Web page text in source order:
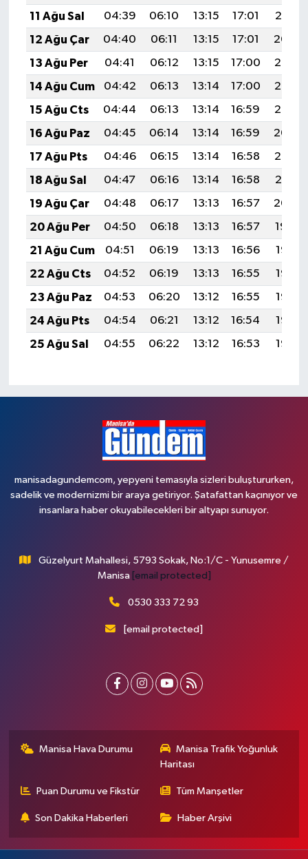
11 Ağu Sal
04:39 06:10 13:15 17:01
20:10
12 Ağu Çar
04:40 06:11 13:15 17:01
20:09
13 Ağu Per
04:41 06:12 13:15 17:00
20:07
14 Ağu Cum
04:42 06:13 13:14 17:00
20:06
15 Ağu Cts
04:44 06:13 13:14 16:59
20:05
16 Ağu Paz
04:45 06:14 13:14 16:59
20:04
17 Ağu Pts
04:46 06:15 13:14 16:58
20:03
18 Ağu Sal
04:47 06:16 13:14 16:58
20:01
19 Ağu Çar
04:48 06:17 13:13 16:57
20:00
20 Ağu Per
04:50 06:18 13:13 16:57
19:59
21 Ağu Cum
04:51 06:19 13:13 16:56
19:57
22 Ağu Cts
04:52 06:19 13:13 16:55
19:56
23 Ağu Paz
04:53 06:20 13:12 16:55
19:55
24 Ağu Pts
04:54 06:21 13:12 16:54
19:53
25 Ağu Sal
04:55 06:22 13:12 16:53 19:52
manisadagundemcom, yepyeni temasıyla sizleri buluştururken,
sadelik ve modernizmi bir araya getiriyor. Şatafattan kaçınıyor ve
insanlara haber okuyabilecekleri bir altyapı sunuyor.
Güzelyurt Mahallesi, 5793 Sokak, No:1/C - Yunusemre /
Manisa [email protected]
0530 333 72 93
[email protected]
Manisa Hava Durumu
Manisa Trafik Yoğunluk
Haritası
Puan Durumu ve Fikstür Tüm Manşetler
Son Dakika Haberleri Haber Arşivi